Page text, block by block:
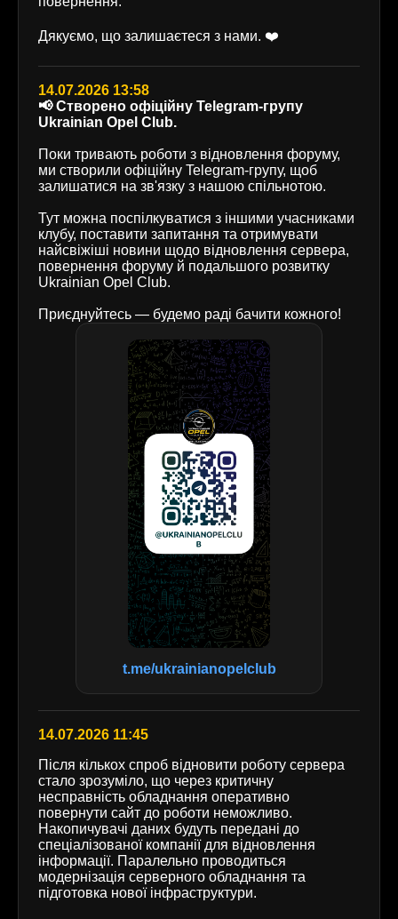
Дякуємо, що залишаєтеся з нами. ❤️
14.07.2026 13:58
📢 Створено офіційну Telegram-групу
Ukrainian Opel Club.
Поки тривають роботи з відновлення форуму,
ми створили офіційну Telegram-групу, щоб
залишатися на зв'язку з нашою спільнотою.
Тут можна поспілкуватися з іншими учасниками
клубу, поставити запитання та отримувати
найсвіжіші новини щодо відновлення сервера,
повернення форуму й подальшого розвитку
Ukrainian Opel Club.
Приєднуйтесь — будемо раді бачити кожного!
t.me/ukrainianopelclub
14.07.2026 11:45
Після кількох спроб відновити роботу сервера
стало зрозуміло, що через критичну
несправність обладнання оперативно
повернути сайт до роботи неможливо.
Накопичувачі даних будуть передані до
спеціалізованої компанії для відновлення
інформації. Паралельно проводиться
модернізація серверного обладнання та
підготовка нової інфраструктури.